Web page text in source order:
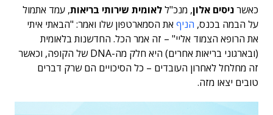
כאשרניסים אלון, מנכ"ללאומית שירותי בריאות, עמד אתמול
על הבמה בכנס, הניף את הסמארטפון שלו ואמר: "הבאתי איתי
את הרופא הצמוד אליי" – זה אמר הכל. החדשנות בלאומית
(ובארגוני בריאות אחרים) היא חלק מה-DNA של הקופה, וכאשר
זה מחלחל לאחרון העובדים – כל הסיכויים הם שרק דברים
טובים יצאו מזה.